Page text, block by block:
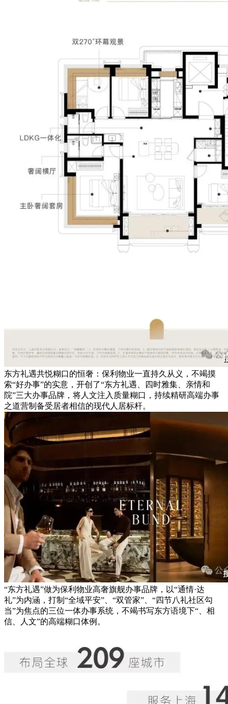
东方礼遇共悦糊口的恒奢：保利物业一直持久从义，不竭摸
索“好办事”的实意，开创了“东方礼遇、四时雅集、亲情和
院”三大办事品牌，将人文注入质量糊口，持续精研高端办事
之道营制备受居者相信的现代人居标杆。
“东方礼遇”做为保利物业高奢旗舰办事品牌，以“通情·达
礼”为内涵，打制“全域平安”、“双管家”、“四节八礼社区勾
当”为焦点的三位一体办事系统，不竭书写东方语境下“、相
信、人文”的高端糊口体例。